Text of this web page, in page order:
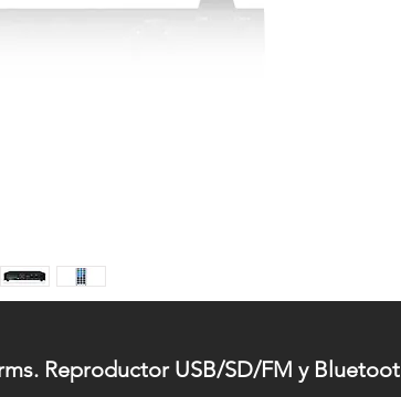
Reproductor USB/SD/FM y